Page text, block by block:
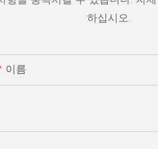
하십시오.
이름